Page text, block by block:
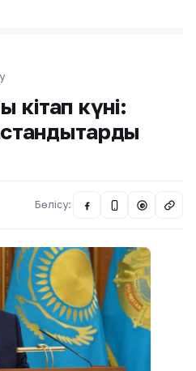
кітап күні:
Бөлісу: @